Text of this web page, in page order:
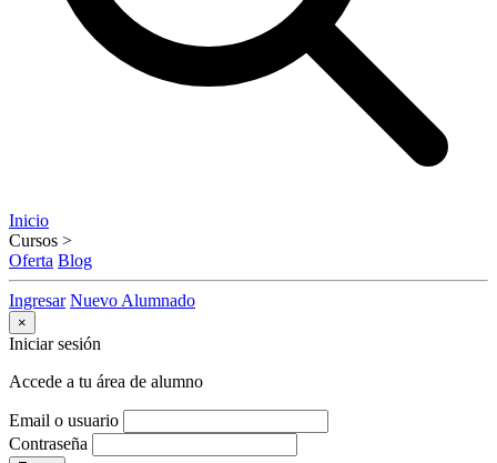
Inicio
Cursos >
Oferta Blog
Ingresar Nuevo Alumnado
×
Iniciar sesión
Accede a tu área de alumno
Email o usuario
Contraseña